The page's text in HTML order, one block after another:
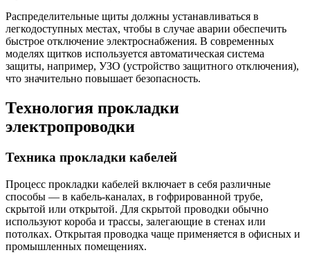
Распределительные щиты должны устанавливаться в
легкодоступных местах, чтобы в случае аварии обеспечить
быстрое отключение электроснабжения. В современных
моделях щитков используется автоматическая система
защиты, например, УЗО (устройство защитного отключения),
что значительно повышает безопасность.
Технология прокладки
электропроводки
Техника прокладки кабелей
Процесс прокладки кабелей включает в себя различные
способы — в кабель-каналах, в гофрированной трубе,
скрытой или открытой. Для скрытой проводки обычно
используют короба и трассы, залегающие в стенах или
потолках. Открытая проводка чаще применяется в офисных и
промышленных помещениях.